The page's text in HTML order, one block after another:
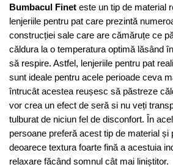
Bumbacul Finet este un tip de material
lenjeriile pentru pat care prezintă
construcției sale care are cămăruțe ce
căldura la o temperatura optimă lăsând
să respire. Astfel, lenjeriile pentru pat
sunt ideale pentru acele perioade ceva
întrucât acestea reușesc să păstreze
vor crea un efect de seră si nu veți
tulburat de niciun fel de disconfort. În
persoane preferă acest tip de material și
deoarece textura foarte fină a acestuia
relaxare făcând somnul cât mai liniștitor.